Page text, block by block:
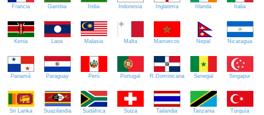
Francia Gambia India Indonesia Inglaterra Irlanda Italia
Kenia Laos Malasia Malta Marruecos Nepal Nicaragua
Panamá Paraguay Perú Portugal R.Dominicana Senegal Singapur
Sri Lanka Suazilandia Sudáfrica Suiza Tailandia Tanzania Turquía